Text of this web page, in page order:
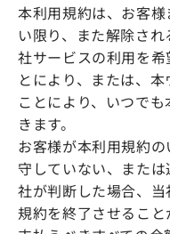
本利用規約は、お客
い限り、また解除さ
社サービスの利用を
とにより、または、
ことにより、いつで
きます。
お客様が本利用規約
守していない、また
社が判断した場合、
規約を終了させるこ